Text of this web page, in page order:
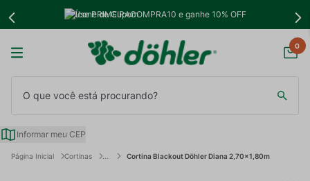
Use PRIMEIRACOMPRA10 e ganhe 10% OFF
0
Informar meu CEP
Cortinas Cortina Blackout Döhler Diana 2,70x1,80m